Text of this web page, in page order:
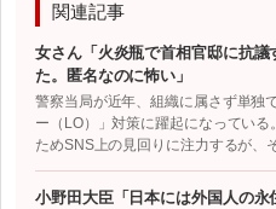
関連記事
女さん「火炎瓶で首相官邸に抗
た。匿名なのに怖い」
警察当局が近年、組織に属さず単独
ー（LO）」対策に躍起になってい
ためSNS上の見回りに注力するが、
小野田大臣「日本には外国人の